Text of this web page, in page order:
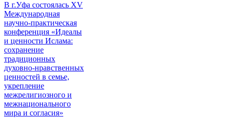
В г.Уфа состоялась XV
Международная
научно-практическая
конференция «Идеалы
и ценности Ислама:
сохранение
традиционных
духовно-нравственных
ценностей в семье,
укрепление
межрелигиозного и
межнационального
мира и согласия»